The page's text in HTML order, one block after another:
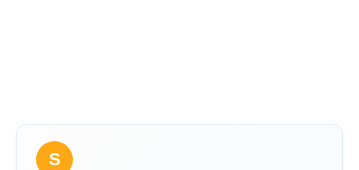
S